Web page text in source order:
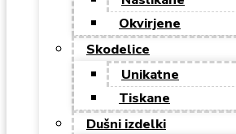
Okvirjene
Skodelice
Unikatne
Tiskane
Dušni izdelki